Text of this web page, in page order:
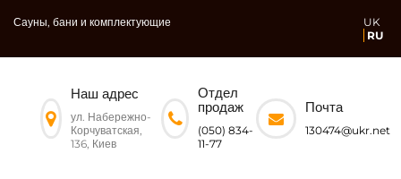
Сауны, бани и комплектующие
UK
RU
Наш адрес
ул. Набережно-
Корчуватская,
136, Киев
Отдел
продаж
(050) 834-
11-77
Почта
130474@ukr.net